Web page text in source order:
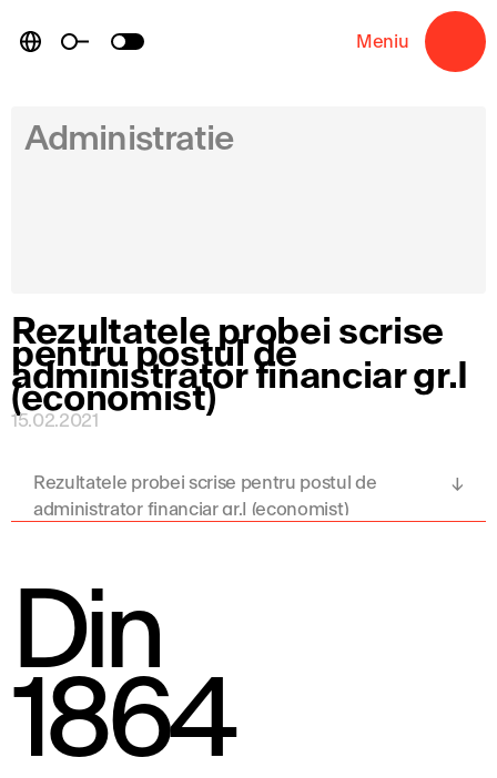
content
Meniu
Administratie
Rezultatele probei scrise
pentru postul de
administrator financiar gr.I
(economist)
15.02.2021
Rezultatele probei scrise pentru postul de
administrator financiar gr.I (economist)
Din
1864